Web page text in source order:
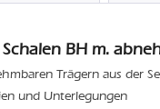
BH m.
Trägern aus der
und Unterlegungen